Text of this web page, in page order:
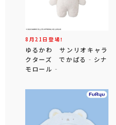
8月21日登場！
ゆるかわ サンリオキャラ
クターズ でかぱる‐シナ
モロール‐